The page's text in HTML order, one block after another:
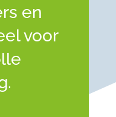
en
voor